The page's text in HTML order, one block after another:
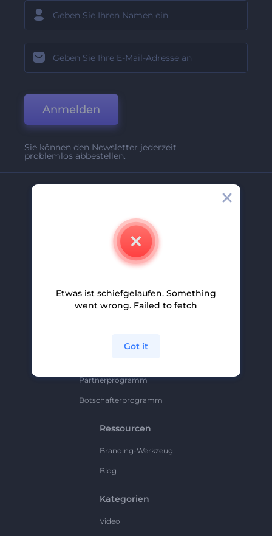
Anmelden
Sie können den Newsletter jederzeit
problemlos abbestellen.
Partnerprogramm
Partnerprogramm
Botschafterprogramm
Ressourcen
Branding-Werkzeug
Blog
Kategorien
Video
Etwas ist schiefgelaufen. Something
went wrong. Failed to fetch
Got it